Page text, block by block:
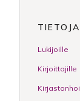
TIETOJA
Lukijoille
Kirjoittajille